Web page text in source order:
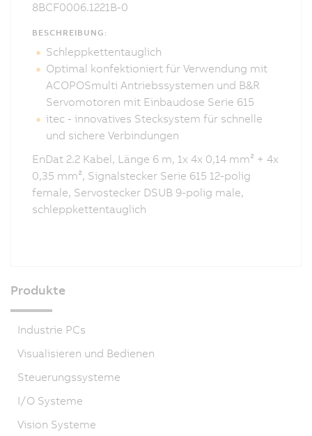
8BCF0006.1221B-0
BESCHREIBUNG:
Schleppkettentauglich
Optimal konfektioniert für Verwendung mit
ACOPOSmulti Antriebssystemen und B&R
Servomotoren mit Einbaudose Serie 615
itec - innovatives Stecksystem für schnelle
und sichere Verbindungen
EnDat 2.2 Kabel, Länge 6 m, 1x 4x 0,14 mm² + 4x
0,35 mm², Signalstecker Serie 615 12-polig
female, Servostecker DSUB 9-polig male,
schleppkettentauglich
Produkte
Industrie PCs
Visualisieren und Bedienen
Steuerungssysteme
I/O Systeme
Vision Systeme